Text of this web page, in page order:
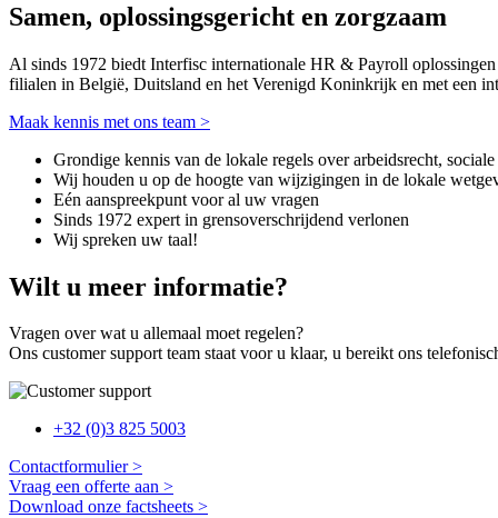
Samen, oplossingsgericht en zorgzaam
Al sinds 1972 biedt Interfisc internationale HR & Payroll
filialen in België, Duitsland en het Verenigd Koninkrijk en met een
Maak kennis met ons team >
Grondige kennis van de lokale regels over arbeidsrecht,
Wij houden u op de hoogte van wijzigingen in de lokale
Eén aanspreekpunt voor al uw vragen
Sinds 1972 expert in grensoverschrijdend verlonen
Wij spreken uw taal!
Wilt u meer informatie?
Vragen over wat u allemaal moet regelen?
Ons customer support team staat voor u klaar, u bereikt ons
+32 (0)3 825 5003
Contactformulier >
Vraag een offerte aan >
Download onze factsheets >